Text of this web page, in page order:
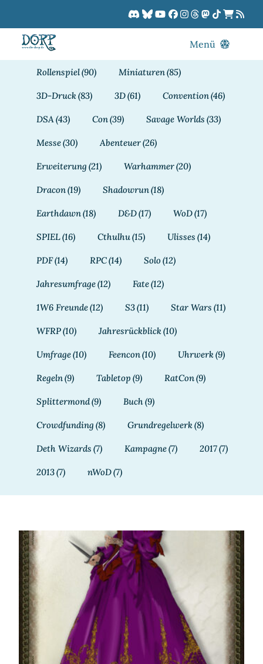
springen
Menü
Rollenspiel(90) Miniaturen(85)
3D-Druck(83) 3D(61) Convention(46)
DSA (43) Con(39) Savage Worlds (33)
Messe(30) Abenteuer(26)
Erweiterung (21) Warhammer(20)
Dracon(19) Shadowrun(18)
Earthdawn(18) D&D(17) WoD(17)
SPIEL(16) Cthulhu(15) Ulisses (14)
PDF(14) RPC(14) Solo(12)
Jahresumfrage(12) Fate(12)
1W6 Freunde(12) S3(11) Star Wars (11)
WFRP(10) Jahresrückblick(10)
Umfrage(10) Feencon(10) Uhrwerk(9)
Regeln(9) Tabletop (9) RatCon(9)
Splittermond(9) Buch(9)
Crowdfunding (8) Grundregelwerk(8)
Deth Wizards (7) Kampagne(7) 2017(7)
2013(7) nWoD(7)
DSA – NSC: Annabella de
Comte